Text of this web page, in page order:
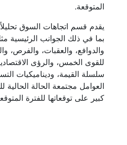
المتوقعة.
يقدم قسم اتجاهات السوق
بما في ذلك الجوانب الرئيسية
والدوافع، والعقبات، والفرص،
للقوى الخمس، والرؤى
سلسلة القيمة، وديناميكيات
العوامل مجتمعة الحالة
كبير على توقعاتها للفترة